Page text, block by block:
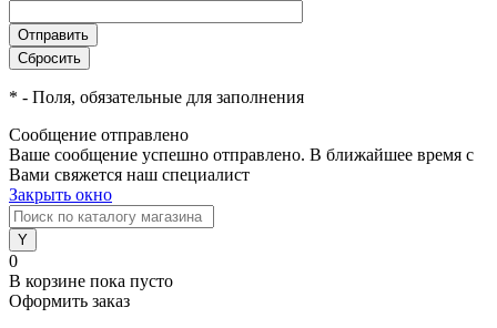
* - Поля, обязательные для заполнения
Сообщение отправлено
Ваше сообщение успешно отправлено. В ближайшее время с
Вами свяжется наш специалист
Закрыть окно
0
В корзине пока пусто
Оформить заказ